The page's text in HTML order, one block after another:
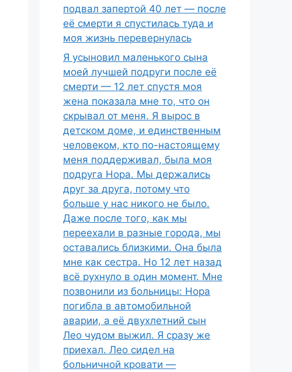
подвал запертой 40 лет — после
её смерти я спустилась туда и
моя жизнь перевернулась
Я усыновил маленького сына
моей лучшей подруги после её
смерти — 12 лет спустя моя
жена показала мне то, что он
скрывал от меня. Я вырос в
детском доме, и единственным
человеком, кто по-настоящему
меня поддерживал, была моя
подруга Нора. Мы держались
друг за друга, потому что
больше у нас никого не было.
Даже после того, как мы
переехали в разные города, мы
оставались близкими. Она была
мне как сестра. Но 12 лет назад
всё рухнуло в один момент. Мне
позвонили из больницы: Нора
погибла в автомобильной
аварии, а её двухлетний сын
Лео чудом выжил. Я сразу же
приехал. Лео сидел на
больничной кровати —